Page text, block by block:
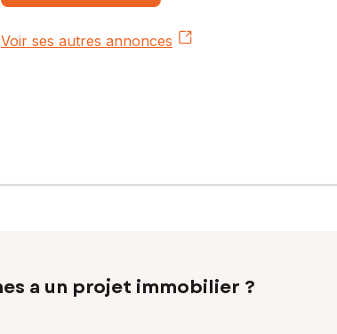
Voir ses autres annonces
a un projet immobilier ?